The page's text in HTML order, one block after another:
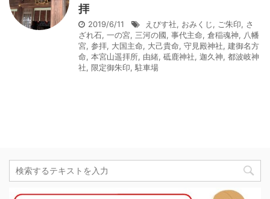
拝
2019/6/11 えびす社, おみくじ, ご朱印, さ
ざれ石, 一の宮, 三河の國, 事代主命, 倉稲魂神, 八幡
宮, 参拝, 大国主命, 大己貴命, 守見殿神社, 建御名方
命, 本宮山遥拝所, 由緒, 砥鹿神社, 迦久神, 都波岐神
社, 限定御朱印, 駐車場